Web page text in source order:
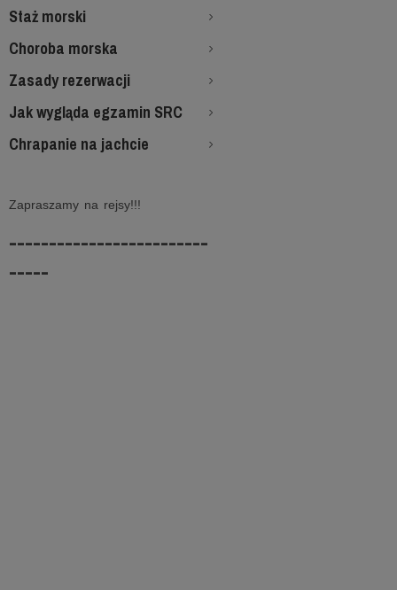
Staż morski
Choroba morska
Zasady rezerwacji
Jak wygląda egzamin SRC
Chrapanie na jachcie
Zapraszamy na rejsy!!!
-------------------------
-----